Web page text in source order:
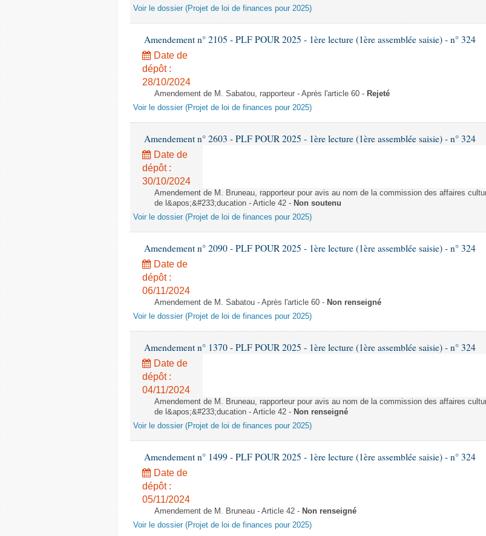
Voir le dossier (Projet de loi de finances pour 2025)
Amendement n° 2105 - PLF POUR 2025 - 1ère lecture (1ère assemblée saisie) - n° 324
Date de
dépôt :
28/10/2024
Amendement de M. Sabatou, rapporteur - Après l'article 60 - Rejeté
Voir le dossier (Projet de loi de finances pour 2025)
Amendement n° 2603 - PLF POUR 2025 - 1ère lecture (1ère assemblée saisie) - n° 324
Date de
dépôt :
30/10/2024
Amendement de M. Bruneau, rapporteur pour avis au nom de la commission des affaires
de l&apos;&#233;ducation - Article 42 - Non soutenu
Voir le dossier (Projet de loi de finances pour 2025)
Amendement n° 2090 - PLF POUR 2025 - 1ère lecture (1ère assemblée saisie) - n° 324
Date de
dépôt :
06/11/2024
Amendement de M. Sabatou - Après l'article 60 - Non renseigné
Voir le dossier (Projet de loi de finances pour 2025)
Amendement n° 1370 - PLF POUR 2025 - 1ère lecture (1ère assemblée saisie) - n° 324
Date de
dépôt :
04/11/2024
Amendement de M. Bruneau, rapporteur pour avis au nom de la commission des affaires
de l&apos;&#233;ducation - Article 42 - Non renseigné
Voir le dossier (Projet de loi de finances pour 2025)
Amendement n° 1499 - PLF POUR 2025 - 1ère lecture (1ère assemblée saisie) - n° 324
Date de
dépôt :
05/11/2024
Amendement de M. Bruneau - Article 42 - Non renseigné
Voir le dossier (Projet de loi de finances pour 2025)